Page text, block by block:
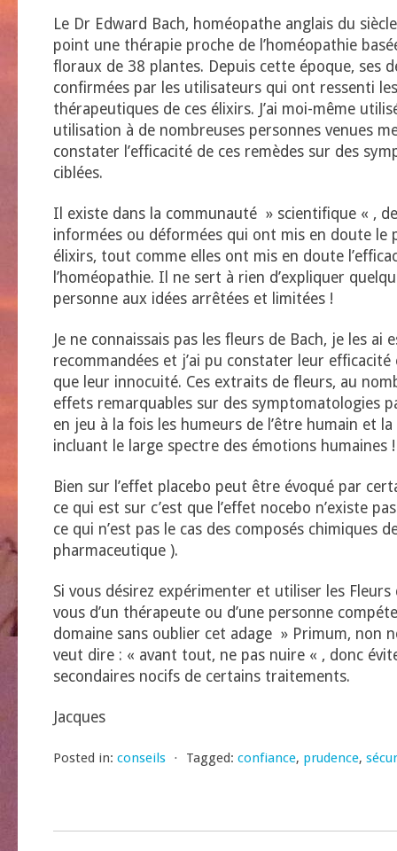
Le Dr Edward Bach, homéopathe anglais du
point une thérapie proche de l’homéopathie
floraux de 38 plantes. Depuis cette époque, ses
confirmées par les utilisateurs qui ont ressenti
thérapeutiques de ces élixirs. J’ai moi-même
utilisation à de nombreuses personnes venues
constater l’efficacité de ces remèdes sur des
ciblées.
Il existe dans la communauté » scientifique « ,
informées ou déformées qui ont mis en doute le
élixirs, tout comme elles ont mis en doute
l’homéopathie. Il ne sert à rien d’expliquer
personne aux idées arrêtées et limitées !
Je ne connaissais pas les fleurs de Bach, je les ai
recommandées et j’ai pu constater leur
que leur innocuité. Ces extraits de fleurs, au
effets remarquables sur des symptomatologies
en jeu à la fois les humeurs de l’être humain et
incluant le large spectre des émotions humaines !
Bien sur l’effet placebo peut être évoqué par
ce qui est sur c’est que l’effet nocebo n’existe
ce qui n’est pas le cas des composés chimiques
pharmaceutique ).
Si vous désirez expérimenter et utiliser les Fleurs
vous d’un thérapeute ou d’une personne
domaine sans oublier cet adage » Primum, non
veut dire : « avant tout, ne pas nuire « , donc
secondaires nocifs de certains traitements.
Jacques
Posted in: conseils ⋅ Tagged: confiance, prudence,